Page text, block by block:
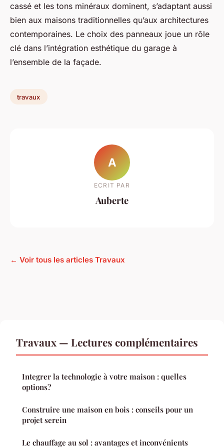
cassé et les tons minéraux dominent, s’adaptant aussi
bien aux maisons traditionnelles qu’aux architectures
contemporaines. Le choix des panneaux joue un rôle
clé dans l’intégration esthétique du garage à
l’ensemble de la façade.
travaux
A
ECRIT PAR
Auberte
← Voir tous les articles Travaux
Travaux — Lectures complémentaires
Integrer la technologie à votre maison : quelles
options?
Construire une maison en bois : conseils pour un
projet serein
Le chauffage au sol : avantages et inconvénients